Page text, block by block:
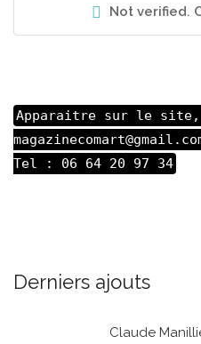
Not verified.
Apparaitre sur le site,
Tel : 06 64 20 97 34
Derniers ajouts
Claude